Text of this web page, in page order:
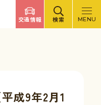
交通情報 検索 MENU
成9年2月1